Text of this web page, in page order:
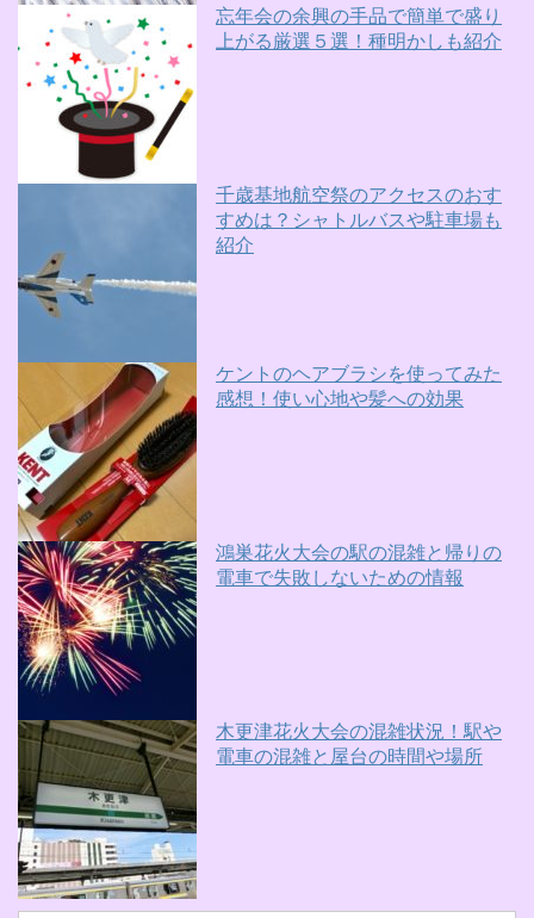
忘年会の余興の手品で簡単で盛り
上がる厳選５選！種明かしも紹介
千歳基地航空祭のアクセスのおす
すめは？シャトルバスや駐車場も
紹介
ケントのヘアブラシを使ってみた
感想！使い心地や髪への効果
鴻巣花火大会の駅の混雑と帰りの
電車で失敗しないための情報
木更津花火大会の混雑状況！駅や
電車の混雑と屋台の時間や場所